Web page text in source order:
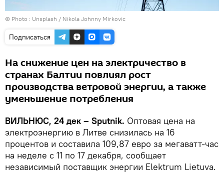
© Photo : Unsplash / Nikola Johnny Mirkovic
Подписаться
На снижение цен на электричество в
странах Балтии повлиял рост
производства ветровой энергии, а также
уменьшение потребления
ВИЛЬНЮС, 24 дек – Sputnik. Оптовая цена на
электроэнергию в Литве снизилась на 16
процентов и составила 109,87 евро за мегаватт-час
на неделе с 11 по 17 декабря, сообщает
независимый поставщик энергии Elektrum Lietuva.